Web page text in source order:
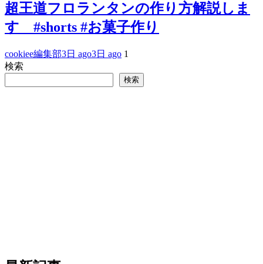
超王道フロランタンの作り方解説しま
す #shorts #お菓子作り
cookiee編集部3日 ago3日 ago 1
検索
検索